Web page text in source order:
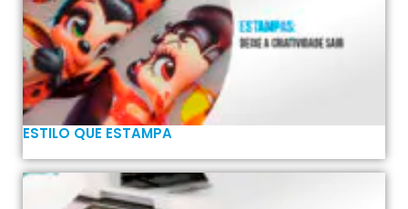
ESTILO QUE ESTAMPA